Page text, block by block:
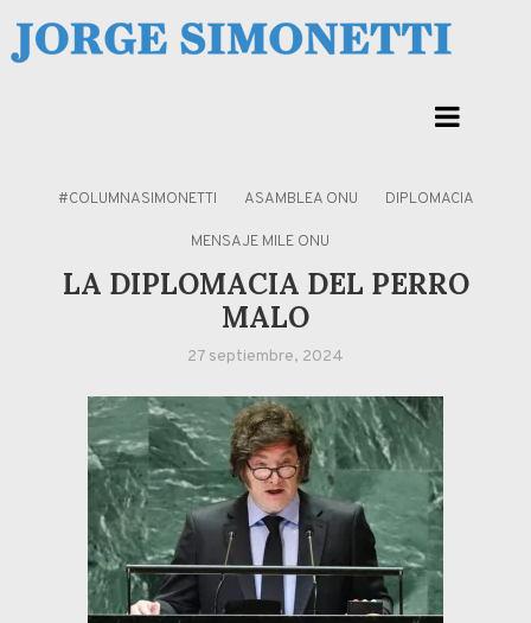
to
Jorge Eduardo Simonetti
#COLUMNASIMONETTI ASAMBLEA ONU DIPLOMACIA
MENSAJE MILE ONU
LA DIPLOMACIA DEL PERRO
MALO
27 septiembre, 2024